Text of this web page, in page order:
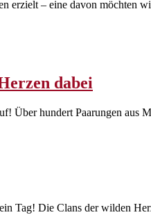
– eine davon möchten
dabei
Über hundert Paarungen aus
Tag! Die Clans der wilden